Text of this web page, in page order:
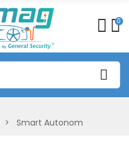
0
Smart Autonom